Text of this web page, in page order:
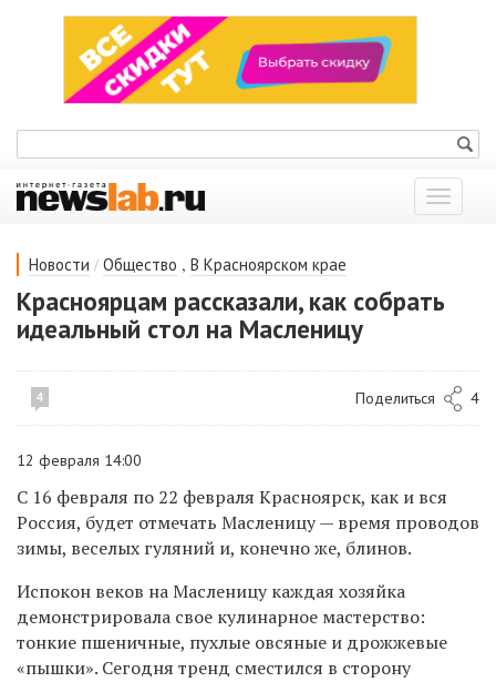
Показать
меню
Новости / Общество , В Красноярском крае
Красноярцам рассказали, как собрать
идеальный стол на Масленицу
4 Поделиться 4
12 февраля 14:00
С 16 февраля по 22 февраля Красноярск, как и вся
Россия, будет отмечать Масленицу — время проводов
зимы, веселых гуляний и, конечно же, блинов.
Испокон веков на Масленицу каждая хозяйка
демонстрировала свое кулинарное мастерство:
тонкие пшеничные, пухлые овсяные и дрожжевые
«пышки». Сегодня тренд сместился в сторону